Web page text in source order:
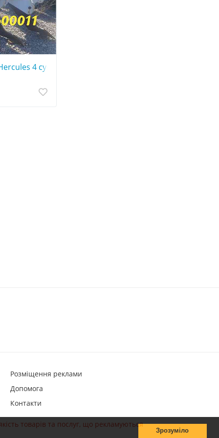
Зрозуміло
4 супер ціна (фото реал)
Розміщення реклами
Допомога
Контакти
товарів та послуг, що рекламуються